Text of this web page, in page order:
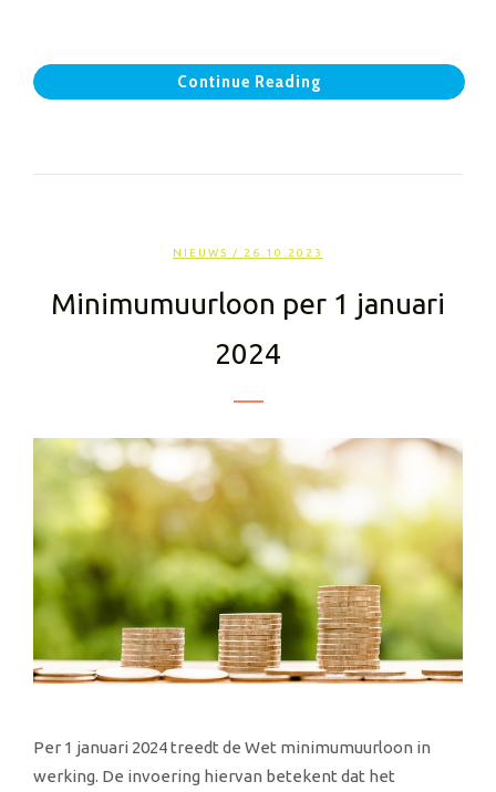
Continue Reading
NIEUWS / 26.10.2023
Minimumuurloon per 1 januari
2024
Per 1 januari 2024 treedt de Wet minimumuurloon in
werking. De invoering hiervan betekent dat het